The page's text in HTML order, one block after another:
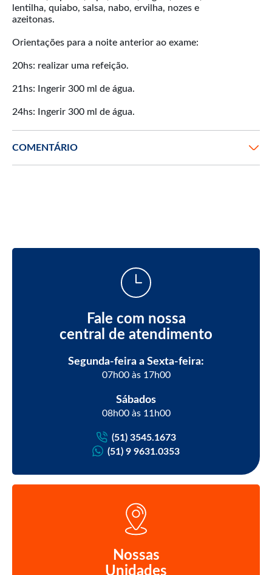
lentilha, quiabo, salsa, nabo, ervilha, nozes e
azeitonas.
Orientações para a noite anterior ao exame:
20hs: realizar uma refeição.
21hs: Ingerir 300 ml de água.
COMENTÁRIO
Fale com nossa
central de atendimento
Segunda-feira a Sexta-feira:
07h00 às 17h00
Sábados
08h00 às 11h00
(51) 3545.1673
(51) 9 9631.0353
Nossas
Unidades